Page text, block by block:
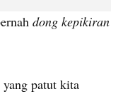
dong kepikiran
patut kita